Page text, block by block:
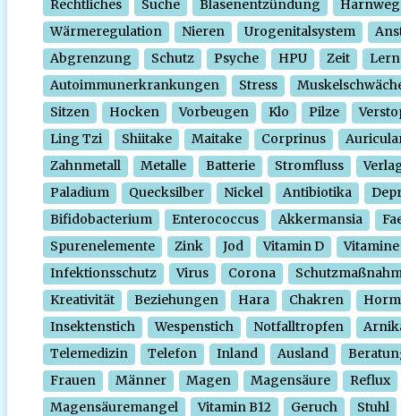
Rechtliches
Suche Blasenentzündung
Wärmeregulation
Nieren Urogenitalsystem
Abgrenzung
Schutz Psyche HPU Zeit
Autoimmunerkrankungen
Stress
Sitzen
Hocken Vorbeugen Klo Pilze
Ling Tzi
Shiitake Maitake Corprinus
Zahnmetall
Metalle Batterie Stromfluss
Paladium
Quecksilber Nickel Antibiotika
Bifidobacterium
Enterococcus Akkermansia
Spurenelemente
Zink Jod Vitamin D
Vitamine
Infektionsschutz
Virus Corona
Kreativität
Beziehungen Hara Chakren
Insektenstich
Wespenstich Notfalltropfen
Telemedizin
Telefon Inland Ausland
Frauen
Männer Magen Magensäure
Reflux
Magensäuremangel
Vitamin B12 Geruch
Stuhl